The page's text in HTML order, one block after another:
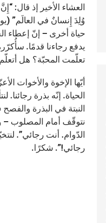
العشاء الأخير إذ قال:
حياة أخرى – إنّ إعطاء
يدفع رجاءنا قدمًا.
تعلّمت المحبّة؟ هل
أيّها الإخوة والأخوات
الحياة. إنّه بذرة
النبتة في البذرة
نتوقّف أمام المصلوب –
الدّوام. أنت رجائي”.
رجائي!”. شكرًا.